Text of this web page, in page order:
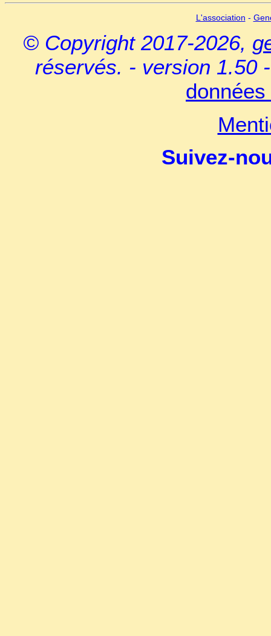
L'association -
© Copyright 2017-2026,
réservés. - version 1.50
Suivez-